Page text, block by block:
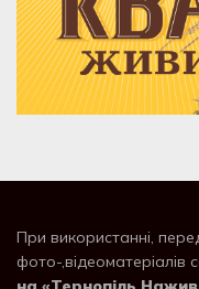
При використанні,
фото-,відеоматеріалів